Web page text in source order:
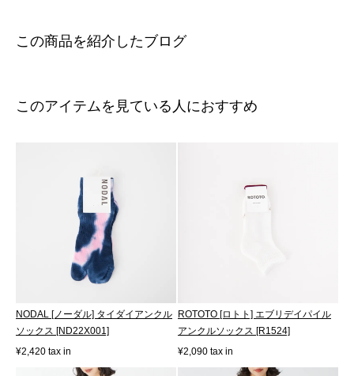
この商品を紹介したブログ
このアイテムを見ている人におすすめ
NODAL [ノーダル] タイダイアンクル
ソックス [ND22X001]
¥2,420 tax in
ROTOTO [ロトト] エブリデイパイル
アンクルソックス [R1524]
¥2,090 tax in